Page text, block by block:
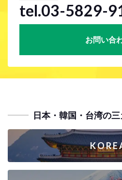
tel.03-5829-
お問い合
日本・韓国・台湾の